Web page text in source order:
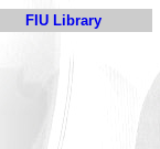
FIU Library